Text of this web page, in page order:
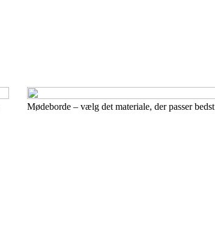
Mødeborde – vælg det materiale, der passer bedst